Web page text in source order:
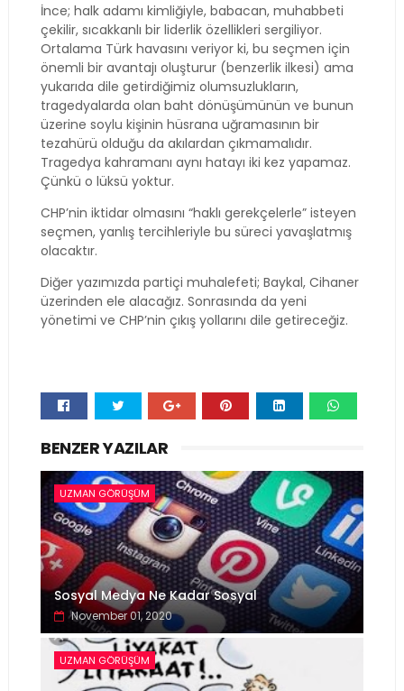
İnce; halk adamı kimliğiyle, babacan, muhabbeti
çekilir, sıcakkanlı bir liderlik özellikleri sergiliyor.
Ortalama Türk havasını veriyor ki, bu seçmen için
önemli bir avantajı oluşturur (benzerlik ilkesi) ama
yukarıda dile getirdiğimiz olumsuzlukların,
tragedyalarda olan baht dönüşümünün ve bunun
üzerine soylu kişinin hüsrana uğramasının bir
tezahürü olduğu da akılardan çıkmamalıdır.
Tragedya kahramanı aynı hatayı iki kez yapamaz.
Çünkü o lüksü yoktur.
CHP’nin iktidar olmasını “haklı gerekçelerle” isteyen
seçmen, yanlış tercihleriyle bu süreci yavaşlatmış
olacaktır.
Diğer yazımızda partiçi muhalefeti; Baykal, Cihaner
üzerinden ele alacağız. Sonrasında da yeni
yönetimi ve CHP’nin çıkış yollarını dile getireceğiz.
BENZER YAZILAR
UZMAN GÖRÜŞÜM
Sosyal Medya Ne Kadar Sosyal
November 01, 2020
UZMAN GÖRÜŞÜM